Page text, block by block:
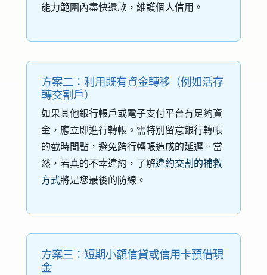
能力範圍內盡快還款，維護個人信用。
方案二：利用既有資金轉移（例如活存
轉交割戶）
如果其他銀行帳戶或電子支付平台有足夠資
金，應立即進行轉帳。需特別留意銀行轉帳
的截時間點，避免跨行轉帳造成的延遲。當
然，若真的不幸違約，了解違約交割的補救
方式將是您最後的防線。
方案三：短期小額信貸或信用卡預借現
金